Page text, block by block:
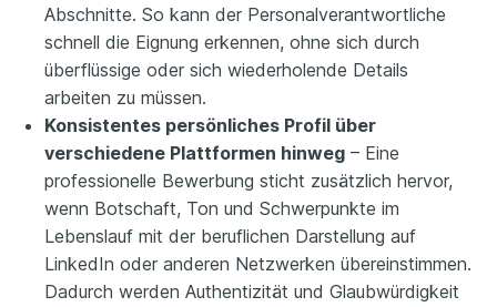
Abschnitte. So kann der Personalverantwortliche
schnell die Eignung erkennen, ohne sich durch
überflüssige oder sich wiederholende Details
arbeiten zu müssen.
Konsistentes persönliches Profil über
verschiedene Plattformen hinweg – Eine
professionelle Bewerbung sticht zusätzlich hervor,
wenn Botschaft, Ton und Schwerpunkte im
Lebenslauf mit der beruflichen Darstellung auf
LinkedIn oder anderen Netzwerken übereinstimmen.
Dadurch werden Authentizität und Glaubwürdigkeit